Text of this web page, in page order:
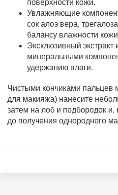
поверхности кожи.
Увлажняющие
сок алоэ вера,
балансу влажности
Эксклюзивный экстракт
минеральными
удержанию влаги.
Чистыми кончиками пальцев
для макияжа) нанесите
затем на лоб и подбородок и,
до получения однородного